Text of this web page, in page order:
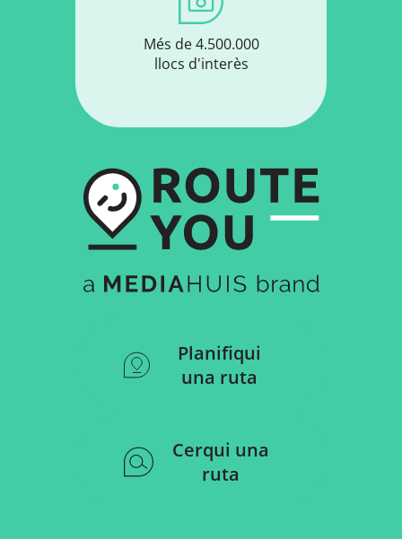
Més de 4.500.000
llocs d'interès
Planifiqui
una ruta
Cerqui una
ruta